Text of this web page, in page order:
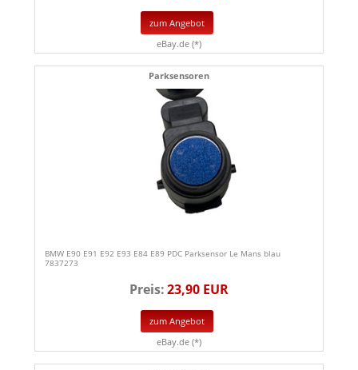
zum Angebot
eBay.de (*)
Parksensoren
BMW E90 E91 E92 E93 E84 E89 PDC Parksensor Le Mans blau
7837273
Preis:23,90 EUR
zum Angebot
eBay.de (*)